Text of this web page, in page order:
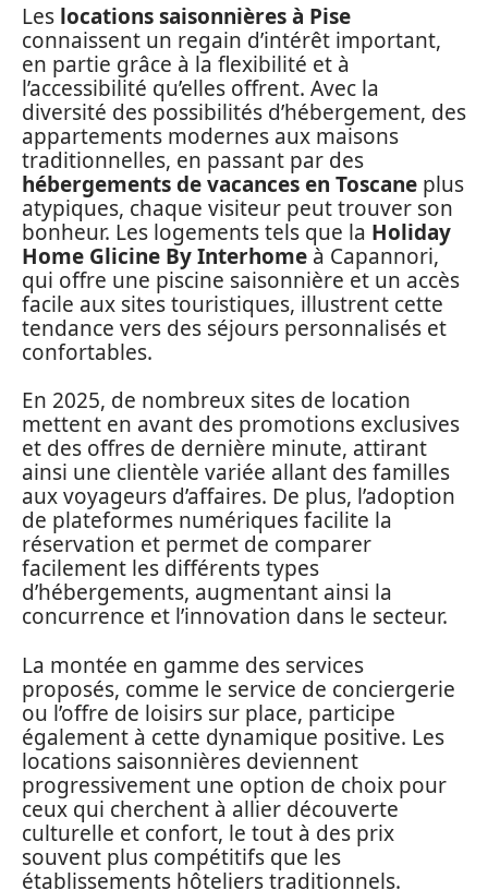
Les locations saisonnières à Pise
connaissent un regain d’intérêt important,
en partie grâce à la flexibilité et à
l’accessibilité qu’elles offrent. Avec la
diversité des possibilités d’hébergement, des
appartements modernes aux maisons
traditionnelles, en passant par des
hébergements de vacances en Toscane plus
atypiques, chaque visiteur peut trouver son
bonheur. Les logements tels que la Holiday
Home Glicine By Interhome à Capannori,
qui offre une piscine saisonnière et un accès
facile aux sites touristiques, illustrent cette
tendance vers des séjours personnalisés et
confortables.
En 2025, de nombreux sites de location
mettent en avant des promotions exclusives
et des offres de dernière minute, attirant
ainsi une clientèle variée allant des familles
aux voyageurs d’affaires. De plus, l’adoption
de plateformes numériques facilite la
réservation et permet de comparer
facilement les différents types
d’hébergements, augmentant ainsi la
concurrence et l’innovation dans le secteur.
La montée en gamme des services
proposés, comme le service de conciergerie
ou l’offre de loisirs sur place, participe
également à cette dynamique positive. Les
locations saisonnières deviennent
progressivement une option de choix pour
ceux qui cherchent à allier découverte
culturelle et confort, le tout à des prix
souvent plus compétitifs que les
établissements hôteliers traditionnels.